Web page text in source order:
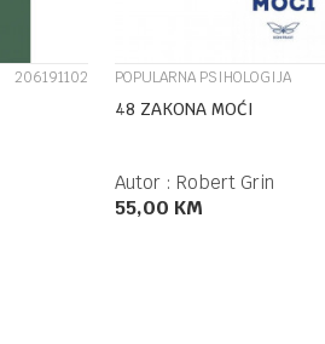
206191102 POPULARNA PSIHOLOGIJA
48 ZAKONA MOĆI
Autor : Robert Grin
55,00 KM